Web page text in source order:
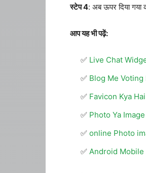
स्टेप 4: अब ऊपर दिया
आप यह भी पढ़ें:
Live Chat
Blog Me Voting
Favicon Kya
Photo Ya
online Photo
Android Mobile